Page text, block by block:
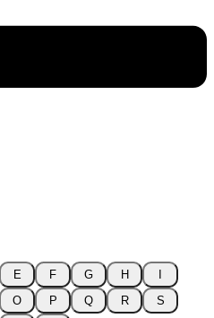
E F G H
O P Q R
S